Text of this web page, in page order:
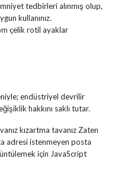
tedbirleri alınmış olup,
kullanınız.
çelik rotil ayaklar
endüstriyel devrilir
hakkını saklı tutar.
kızartma tavanız Zaten
adresi istenmeyen posta
için JavaScript